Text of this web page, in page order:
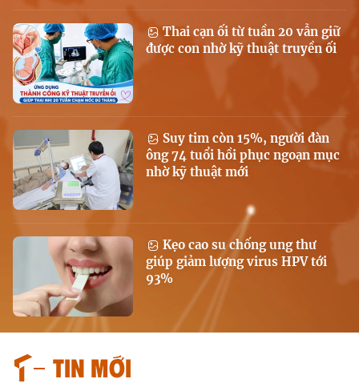
Thai cạn ối từ tuần 20 vẫn giữ
được con nhờ kỹ thuật truyền ối
Suy tim còn 15%, người đàn
ông 74 tuổi hồi phục ngoạn mục
nhờ kỹ thuật mới
Kẹo cao su chống ung thư
giúp giảm lượng virus HPV tới
93%
Tin mới